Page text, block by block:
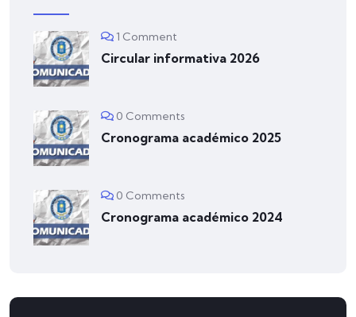
1 Comment
Circular informativa 2026
0 Comments
Cronograma académico 2025
0 Comments
Cronograma académico 2024